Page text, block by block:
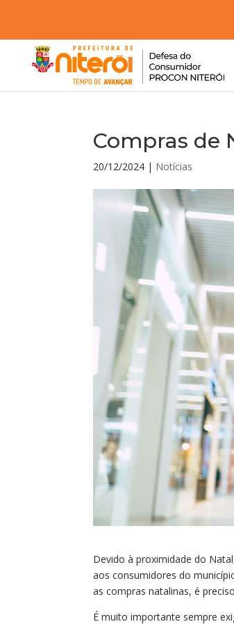
Compras de
20/12/2024 | Notícias
Devido à proximidade do
aos consumidores do
as compras natalinas, é
É muito importante sempre